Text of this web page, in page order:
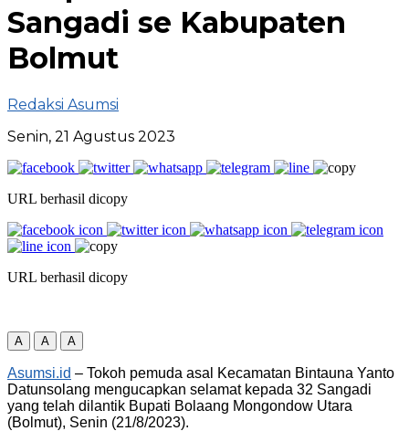
Sangadi se Kabupaten
Bolmut
Redaksi Asumsi
Senin, 21 Agustus 2023
URL berhasil dicopy
URL berhasil dicopy
A A A
Asumsi.id – Tokoh pemuda asal Kecamatan Bintauna Yanto
Datunsolang mengucapkan selamat kepada 32 Sangadi
yang telah dilantik Bupati Bolaang Mongondow Utara
(Bolmut), Senin (21/8/2023).